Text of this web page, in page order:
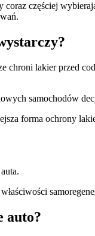
częściej
chroni lakier przed
samochodów
forma ochrony
auto?